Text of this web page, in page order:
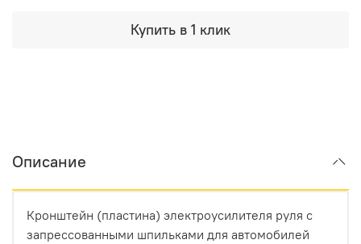
Купить в 1 клик
Описание
Кронштейн (пластина) электроусилителя руля с
запрессованными шпильками для автомобилей